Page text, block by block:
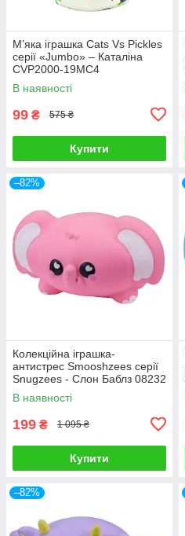
М’яка іграшка Cats Vs Pickles
серії «Jumbo» – Каталіна
CVP2000-19MC4
В наявності
99 ₴ 575 ₴
Купити
–82%
Колекційна іграшка-
антистрес Smooshzees серії
Snugzees - Слон Баблз 08232
В наявності
199 ₴ 1 095 ₴
Купити
–82%